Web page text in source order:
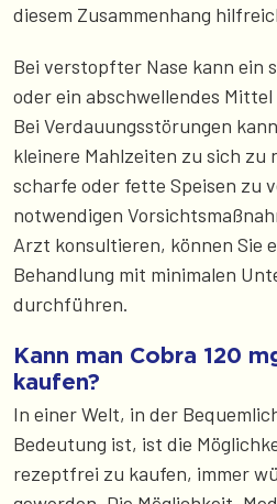
diesem Zusammenhang
Bei verstopfter Nase kann ein
oder ein abschwellendes
Bei Verdauungsstörungen
kleinere Mahlzeiten zu sich zu
scharfe oder fette Speisen zu
notwendigen
Arzt konsultieren, können Sie
Behandlung mit minimalen
durchführen.
Kann man Cobra 120
kaufen?
In einer Welt, in der
Bedeutung ist, ist die
rezeptfrei zu kaufen, immer